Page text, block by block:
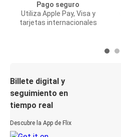
Pago seguro
Utiliza Apple Pay, Visa y
tarjetas internacionales
Billete digital y
seguimiento en
tiempo real
Descubre la App de Flix